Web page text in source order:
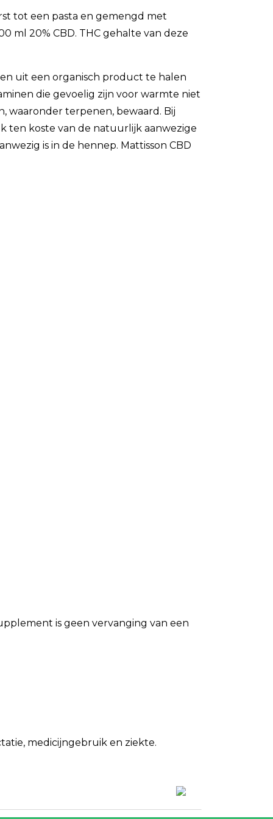
tot een pasta en gemengd met
ml 20% CBD. THC gehalte van deze
uit een organisch product te halen
die gevoelig zijn voor warmte niet
terpenen, bewaard. Bij
ten koste van de natuurlijk aanwezige
is in de hennep. Mattisson CBD
is geen vervanging van een
medicijngebruik en ziekte.